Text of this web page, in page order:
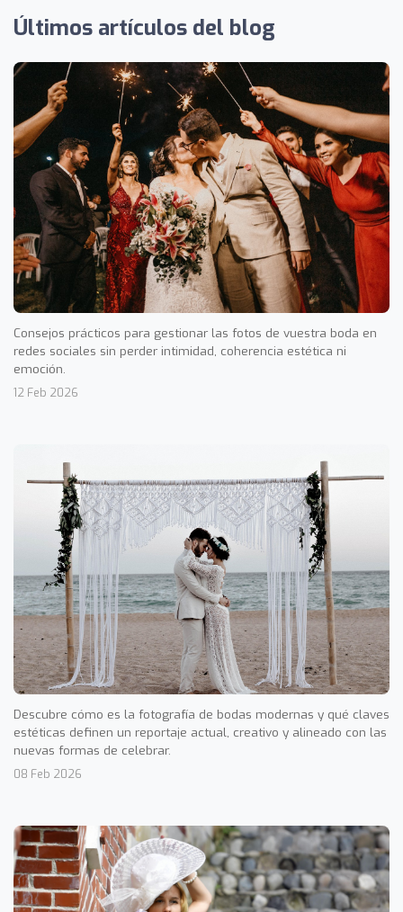
Últimos artículos del blog
Consejos prácticos para gestionar las fotos de vuestra boda en
redes sociales sin perder intimidad, coherencia estética ni
emoción.
12 Feb 2026
Descubre cómo es la fotografía de bodas modernas y qué claves
estéticas definen un reportaje actual, creativo y alineado con las
nuevas formas de celebrar.
08 Feb 2026